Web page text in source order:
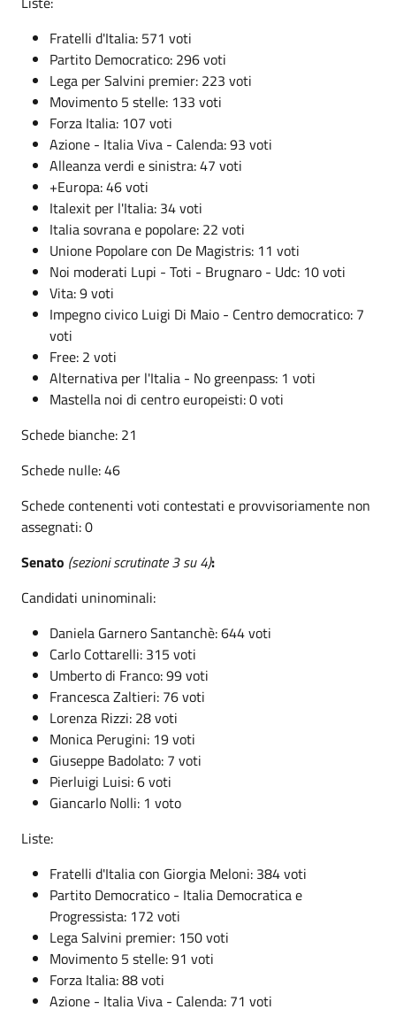
Fratelli d'Italia: 571 voti
Partito Democratico: 296 voti
Lega per Salvini premier: 223 voti
Movimento 5 stelle: 133 voti
Forza Italia: 107 voti
Azione - Italia Viva - Calenda: 93 voti
Alleanza verdi e sinistra: 47 voti
+Europa: 46 voti
Italexit per l'Italia: 34 voti
Italia sovrana e popolare: 22 voti
Unione Popolare con De Magistris: 11 voti
Noi moderati Lupi - Toti - Brugnaro - Udc: 10 voti
Vita: 9 voti
Impegno civico Luigi Di Maio - Centro democratico: 7
voti
Free: 2 voti
Alternativa per l'Italia - No greenpass: 1 voti
Mastella noi di centro europeisti: 0 voti
Schede bianche: 21
Schede nulle: 46
Schede contenenti voti contestati e provvisoriamente non
assegnati: 0
Senato (sezioni scrutinate 3 su 4):
Candidati uninominali:
Daniela Garnero Santanchè: 644 voti
Carlo Cottarelli: 315 voti
Umberto di Franco: 99 voti
Francesca Zaltieri: 76 voti
Lorenza Rizzi: 28 voti
Monica Perugini: 19 voti
Giuseppe Badolato: 7 voti
Pierluigi Luisi: 6 voti
Giancarlo Nolli: 1 voto
Liste:
Fratelli d'Italia con Giorgia Meloni: 384 voti
Partito Democratico - Italia Democratica e
Progressista: 172 voti
Lega Salvini premier: 150 voti
Movimento 5 stelle: 91 voti
Forza Italia: 88 voti
Azione - Italia Viva - Calenda: 71 voti